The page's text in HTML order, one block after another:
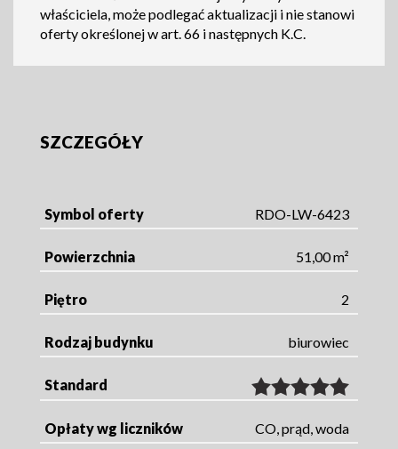
właściciela, może podlegać aktualizacji i nie stanowi
oferty określonej w art. 66 i następnych K.C.
SZCZEGÓŁY
Symbol oferty RDO-LW-6423
Powierzchnia 51,00 m²
Piętro 2
Rodzaj budynku biurowiec
Standard
Opłaty wg liczników CO, prąd, woda